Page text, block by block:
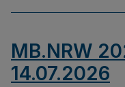
MB.NRW
14.07.2026